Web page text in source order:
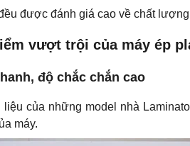
được đánh giá cao về chất
vượt trội của máy ép
độ chắc chắn cao
liệu của những model nhà
máy.